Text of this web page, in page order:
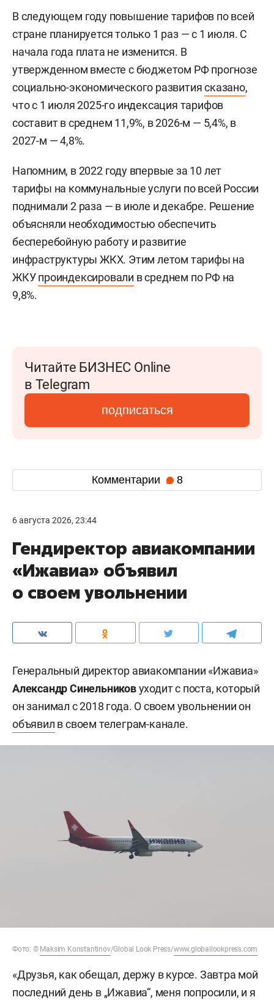
В следующем году повышение тарифов по всей
стране планируется только 1 раз — с 1 июля. С
начала года плата не изменится. В
утвержденном вместе с бюджетом РФ прогнозе
социально-экономического развитиясказано,
что с 1 июля 2025-го индексация тарифов
составит в среднем 11,9%, в 2026-м — 5,4%, в
2027-м — 4,8%.
Напомним, в 2022 году впервые за 10 лет
тарифы на коммунальные услуги по всей России
поднимали 2 раза — в июле и декабре. Решение
объясняли необходимостью обеспечить
бесперебойную работу и развитие
инфраструктуры ЖКХ. Этим летом тарифы на
ЖКУпроиндексировали в среднем по РФ на
9,8%.
Читайте БИЗНЕС Online
в Telegram
подписаться
Комментарии 8
6 августа 2026, 23:44
Гендиректор авиакомпании
«Ижавиа» объявил
о своем увольнении
Генеральный директор авиакомпании «Ижавиа»
Александр Синельниковуходит с поста, который
он занимал с 2018 года. О своем увольнении он
объявил в своем телеграм-канале.
Фото: © Maksim Konstantinov/Global Look Press/www.globallookpress.com
«Друзья, как обещал, держу в курсе. Завтра мой
последний день в „Ижавиа“, меня попросили, и я